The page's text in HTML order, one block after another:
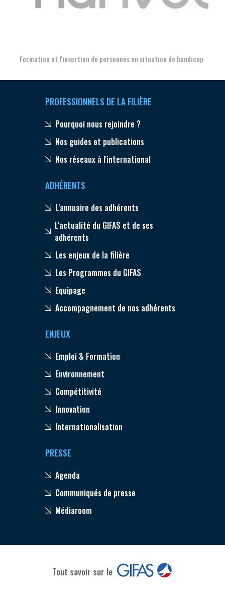
Formation et l'insertion de personnes en situation de handicap
PROFESSIONNELS DE LA FILIÈRE
Pourquoi nous rejoindre ?
Nos guides et publications
Nos réseaux à l'international
ADHÉRENTS
L'annuaire des adhérents
L'actualité du GIFAS et de ses
adhérents
Les enjeux de la filière
Les Programmes du GIFAS
Equipage
Accompagnement de nos adhérents
ENJEUX
Emploi & Formation
Environnement
Compétitivité
Innovation
Internationalisation
PRESSE
Agenda
Communiqués de presse
Médiaroom
Tout savoir sur le